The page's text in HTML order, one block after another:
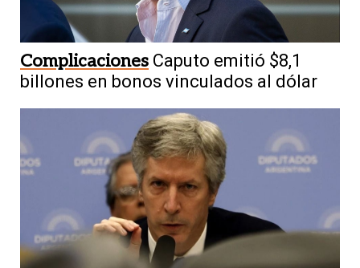
Complicaciones Caputo emitió $8,1
billones en bonos vinculados al dólar